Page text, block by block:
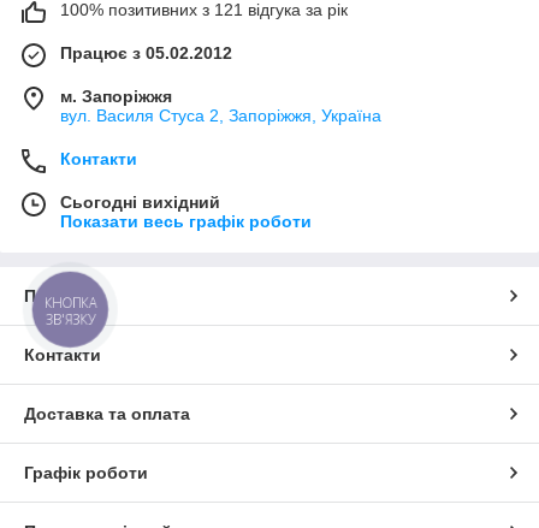
100% позитивних з 121 відгука за рік
Працює з 05.02.2012
м. Запоріжжя
вул. Василя Стуса 2, Запоріжжя, Україна
Контакти
Сьогодні вихідний
Показати весь графік роботи
Про нас
Контакти
Доставка та оплата
Графік роботи
КНОПКА
ЗВ'ЯЗКУ